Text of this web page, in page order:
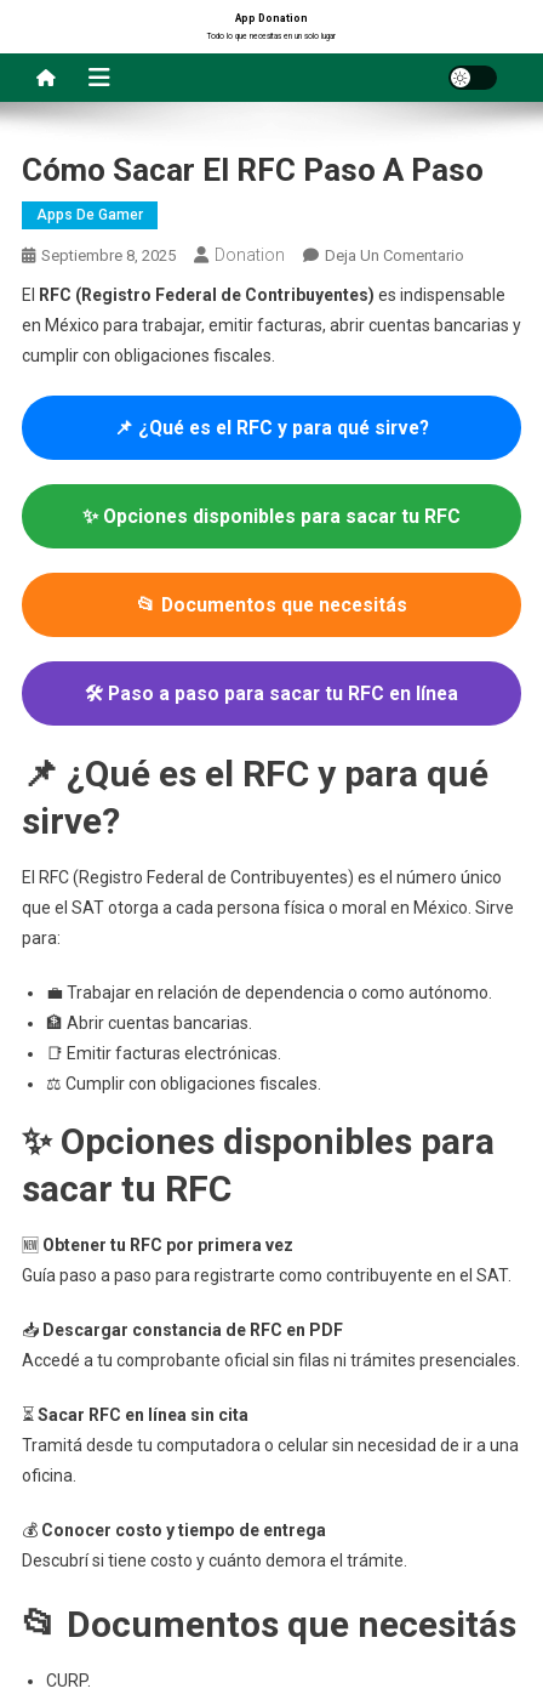
contenido
App Donation
Todo lo que necesitas en un solo lugar
Cómo Sacar El RFC Paso A Paso
Apps De Gamer
Septiembre 8, 2025 Donation Deja Un ComentarioEn
Paso
El RFC (Registro Federal de Contribuyentes) es indispensable
en México para trabajar, emitir facturas, abrir cuentas bancarias y
cumplir con obligaciones fiscales.
📌 ¿Qué es el RFC y para qué sirve?
✨ Opciones disponibles para sacar tu RFC
📂 Documentos que necesitás
🛠️ Paso a paso para sacar tu RFC en línea
📌 ¿Qué es el RFC y para qué
sirve?
El RFC (Registro Federal de Contribuyentes) es el número único
que el SAT otorga a cada persona física o moral en México. Sirve
para:
💼 Trabajar en relación de dependencia o como autónomo.
🏦 Abrir cuentas bancarias.
📑 Emitir facturas electrónicas.
⚖️ Cumplir con obligaciones fiscales.
✨ Opciones disponibles para
sacar tu RFC
🆕 Obtener tu RFC por primera vez
Guía paso a paso para registrarte como contribuyente en el SAT.
📥 Descargar constancia de RFC en PDF
Accedé a tu comprobante oficial sin filas ni trámites presenciales.
⏳ Sacar RFC en línea sin cita
Tramitá desde tu computadora o celular sin necesidad de ir a una
oficina.
💰 Conocer costo y tiempo de entrega
Descubrí si tiene costo y cuánto demora el trámite.
📂 Documentos que necesitás
CURP.